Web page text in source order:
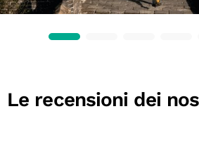
Le recensioni dei